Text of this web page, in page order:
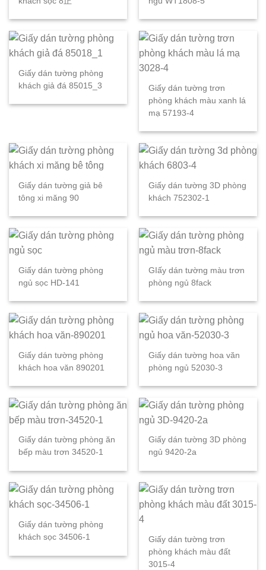
Giấy dán tường phòng
khách giả đá 85015_3
Giấy dán tường trơn
phòng khách màu xanh lá
mạ 57193-4
Giấy dán tường giả bê
tông xi măng 90
Giấy dán tường 3D phòng
khách 752302-1
Giấy dán tường phòng
ngủ sọc HD-141
GIấy dán tường màu trơn
phòng ngủ 8fack
Giấy dán tường phòng
khách hoa văn 890201
Giấy dán tường hoa văn
phòng ngủ 52030-3
Giấy dán tường phòng ăn
bếp màu trơn 34520-1
Giấy dán tường 3D phòng
ngủ 9420-2a
Giấy dán tường phòng
khách sọc 34506-1
Giấy dán tường trơn
phòng khách màu đất
3015-4